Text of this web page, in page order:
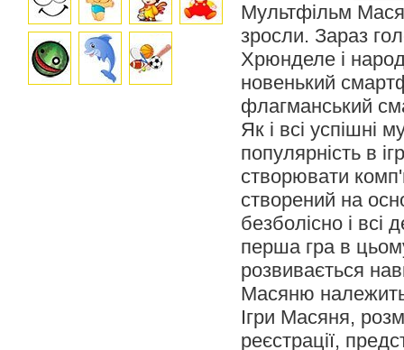
Мультфільм
зросли. Зараз
Хрюнделе і
новенький
флагманський
Як і всі успішні
популярність в
створювати
створений на
безболісно і всі
перша гра в
розвивається
Масяню належить
Ігри Масяня,
реєстрації,